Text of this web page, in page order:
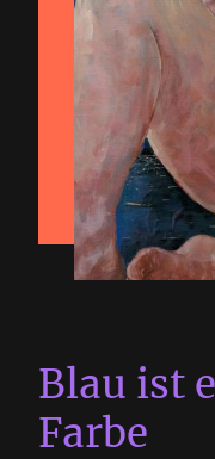
Blau ist
Farbe